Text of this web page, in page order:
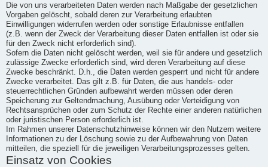
Die von uns verarbeiteten Daten werden nach Maßgabe der gesetzlichen
Vorgaben gelöscht, sobald deren zur Verarbeitung erlaubten
Einwilligungen widerrufen werden oder sonstige Erlaubnisse entfallen
(z.B. wenn der Zweck der Verarbeitung dieser Daten entfallen ist oder sie
für den Zweck nicht erforderlich sind).
Sofern die Daten nicht gelöscht werden, weil sie für andere und gesetzlich
zulässige Zwecke erforderlich sind, wird deren Verarbeitung auf diese
Zwecke beschränkt. D.h., die Daten werden gesperrt und nicht für andere
Zwecke verarbeitet. Das gilt z.B. für Daten, die aus handels- oder
steuerrechtlichen Gründen aufbewahrt werden müssen oder deren
Speicherung zur Geltendmachung, Ausübung oder Verteidigung von
Rechtsansprüchen oder zum Schutz der Rechte einer anderen natürlichen
oder juristischen Person erforderlich ist.
Im Rahmen unserer Datenschutzhinweise können wir den Nutzern weitere
Informationen zu der Löschung sowie zu der Aufbewahrung von Daten
mitteilen, die speziell für die jeweiligen Verarbeitungsprozesses gelten.
Einsatz von Cookies